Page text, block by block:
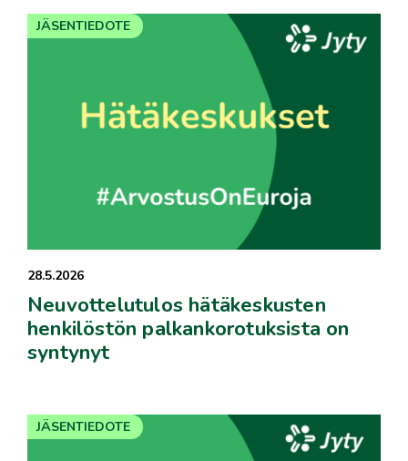
28.5.2026
Neuvottelutulos hätäkeskusten
henkilöstön palkankorotuksista on
syntynyt
JÄSENTIEDOTE
JÄSENTIEDOTE